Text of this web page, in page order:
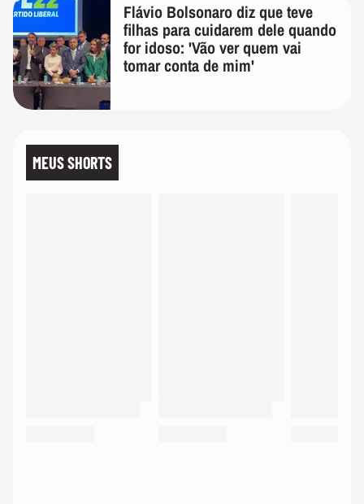
Flávio Bolsonaro diz que teve
filhas para cuidarem dele quando
for idoso: 'Vão ver quem vai
tomar conta de mim'
MEUS SHORTS